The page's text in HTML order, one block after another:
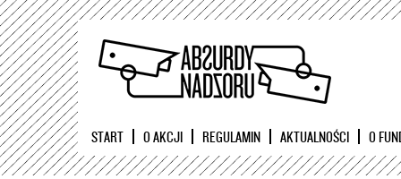
START O AKCJI REGULAMIN AKTUALNOŚCI O